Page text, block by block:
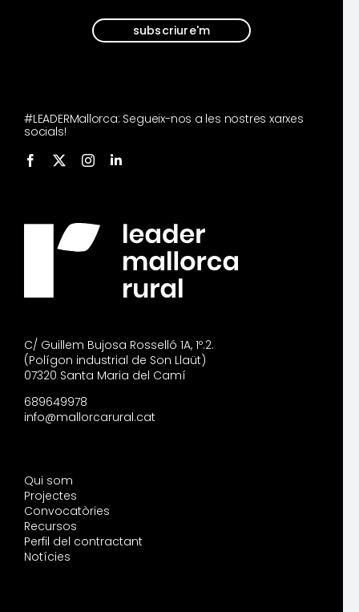
subscriure'm
#LEADERMallorca: Segueix-nos a les nostres xarxes
socials!
C/ Guillem Bujosa Rosselló 1A, 1º.2.
(Polígon industrial de Son Llaüt)
07320 Santa Maria del Camí
689649978
info@mallorcarural.cat
Qui som
Projectes
Convocatòries
Recursos
Perfil del contractant
Notícies